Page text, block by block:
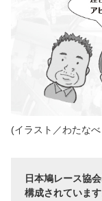
(イラスト／わたな
日本鳩レース協
構成されていま